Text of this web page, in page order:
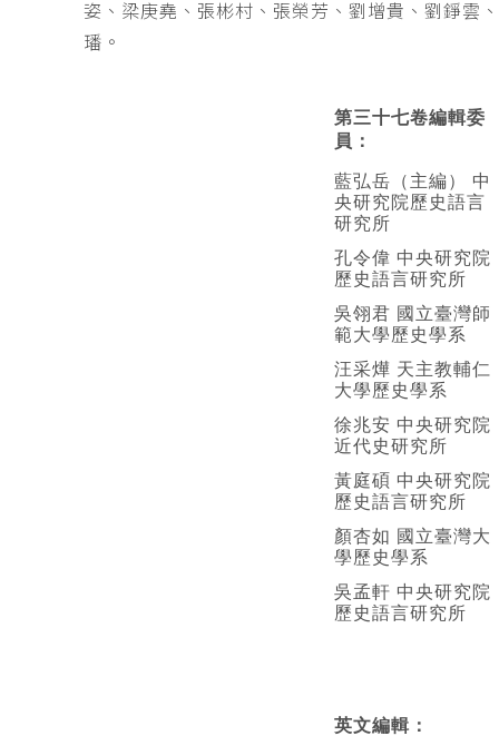
姿、梁庚堯、張彬村、張榮芳、劉增貴、劉錚雲
璠。
第三十七卷編輯委
員：
藍弘岳（主編） 中
央研究院歷史語言
研究所
孔令偉 中央研究院
歷史語言研究所
吳翎君 國立臺灣師
範大學歷史學系
汪采燁 天主教輔仁
大學歷史學系
徐兆安 中央研究院
近代史研究所
黃庭碩 中央研究院
歷史語言研究所
顏杏如 國立臺灣大
學歷史學系
吳孟軒 中央研究院
歷史語言研究所
英文編輯 ：